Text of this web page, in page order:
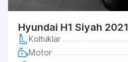
Hyundai H1 Siyah 2021
Koltuklar
Motor